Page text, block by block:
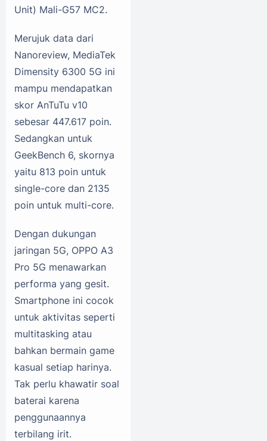
Unit) Mali-G57 MC2.
Merujuk data dari
Nanoreview, MediaTek
Dimensity 6300 5G ini
mampu mendapatkan
skor AnTuTu v10
sebesar 447.617 poin.
Sedangkan untuk
GeekBench 6, skornya
yaitu 813 poin untuk
single-core dan 2135
poin untuk multi-core.
Dengan dukungan
jaringan 5G, OPPO A3
Pro 5G menawarkan
performa yang gesit.
Smartphone ini cocok
untuk aktivitas seperti
multitasking atau
bahkan bermain game
kasual setiap harinya.
Tak perlu khawatir soal
baterai karena
penggunaannya
terbilang irit.